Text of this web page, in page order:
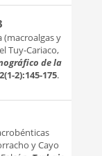
(macroalgas y
Tuy-Cariaco,
de la
2):145-175.
y Cayo